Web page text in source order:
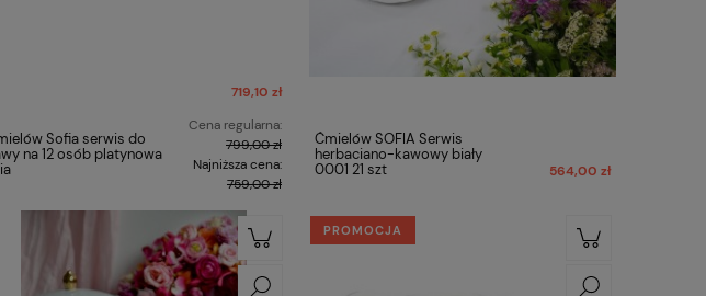
Sofia serwis do
na 12 osób platynowa
719,10 zł
Cena regularna:
799,00 zł
Najniższa cena:
759,00 zł
Ćmielów SOFIA Serwis
herbaciano-kawowy biały
0001 21 szt
564,00 zł
PROMOCJA